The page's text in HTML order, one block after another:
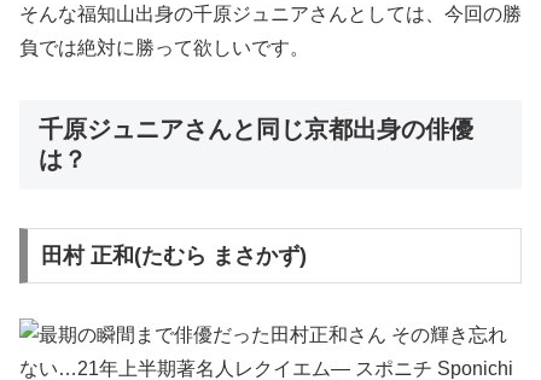
そんな福知山出身の千原ジュニアさんとしては、今回の勝
負では絶対に勝って欲しいです。
千原ジュニアさんと同じ京都出身の俳優
は？
田村 正和(たむら まさかず)